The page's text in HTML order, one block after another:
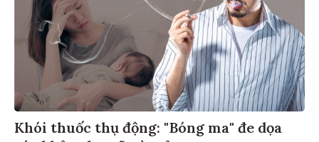
Khói thuốc thụ động: "Bóng ma" đe dọa